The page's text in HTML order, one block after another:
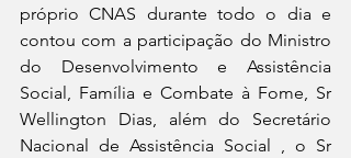
próprio CNAS durante todo o dia e
contou com a participação do Ministro
do Desenvolvimento e Assistência
Social, Família e Combate à Fome, Sr
Wellington Dias, além do Secretário
Nacional de Assistência Social , o Sr